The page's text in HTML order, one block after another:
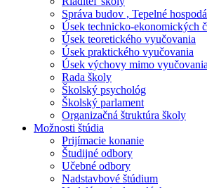
Správa budov , Tepelné
Úsek technicko-ekonomických
Úsek teoretického vyučovania
Úsek praktického vyučovania
Úsek výchovy mimo vyučovania
Rada školy
Školský psychológ
Školský parlament
Organizačná štruktúra školy
Možnosti štúdia
Prijímacie konanie
Študijné odbory
Učebné odbory
Nadstavbové štúdium